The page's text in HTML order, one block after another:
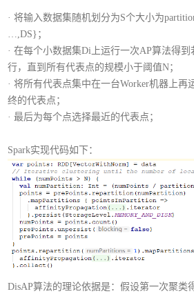
·将输入数据集随机划分为S个大小为
…,DS}；
·在每个小数据集Di上运行一次AP算法得到
行，直到所有代表点的规模小于阈值N；
·将所有代表点集中在一台Worker机器上再
终的代表点；
·最后为每个点选择最近的代表点；
Spark实现代码如下：
DisAP算法的理论依据是：假设第一次聚类